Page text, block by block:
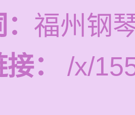
福州钢
：
/x/